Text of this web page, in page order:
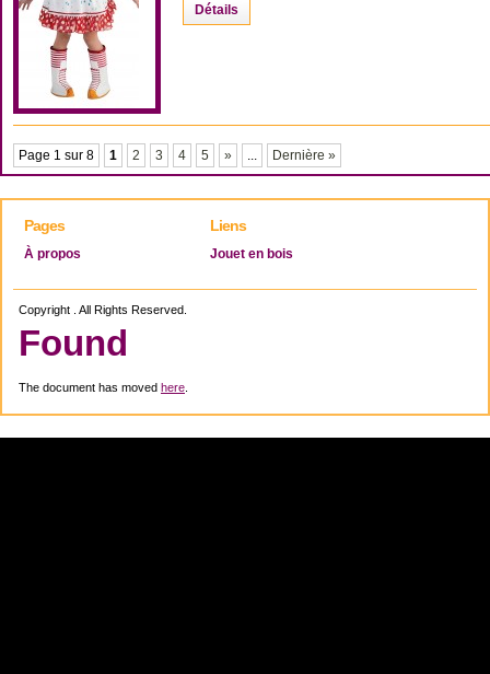
Détails
Page 1 sur 8 1 2 3 4 5 » Dernière »
Pages
À propos
Liens
Jouet en bois
Copyright . All Rights Reserved.
Found
The document has moved here.